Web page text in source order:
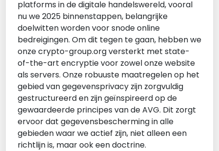
platforms in de digitale handelswereld, vooral
nu we 2025 binnenstappen, belangrijke
doelwitten worden voor snode online
bedreigingen. Om dit tegen te gaan, hebben we
onze crypto-group.org versterkt met state-
of-the-art encryptie voor zowel onze website
als servers. Onze robuuste maatregelen op het
gebied van gegevensprivacy zijn zorgvuldig
gestructureerd en zijn geïnspireerd op de
gewaardeerde principes van de AVG. Dit zorgt
ervoor dat gegevensbescherming in alle
gebieden waar we actief zijn, niet alleen een
richtlijn is, maar ook een doctrine.